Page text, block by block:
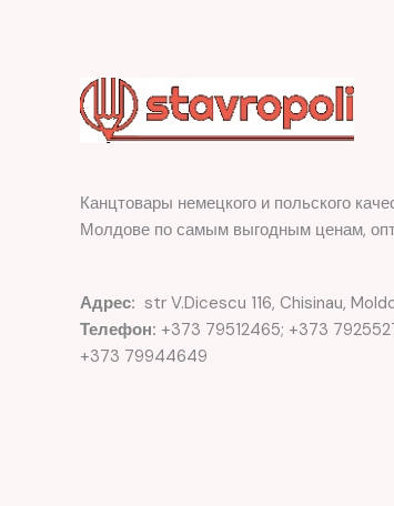
Канцтовары немецкого и польского
Молдове по самым выгодным ценам,
Адрес: str V.Dicescu 116, Chisinau,
Телефон: +373 79512465; +373
+373 79944649